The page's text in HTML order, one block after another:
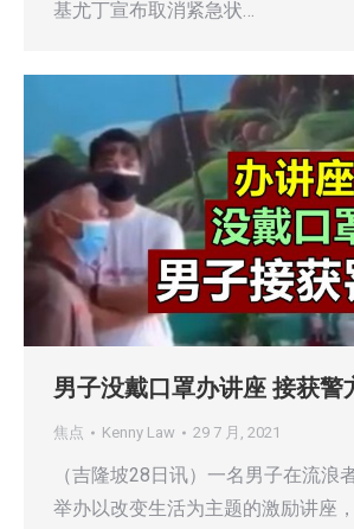
基尤丁宣布取消紧急状…
男子没戴口罩办讲座 接获警
焦点 Kenny Law 29 7 月, 2021
（吉隆坡28日讯）一名男子在流浪
举办以改变生活为主题的激励讲座